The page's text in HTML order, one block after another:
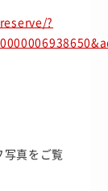
?
写真をご覧